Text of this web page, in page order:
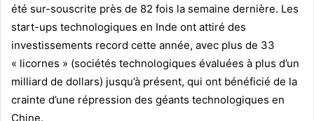
été sur-souscrite près de 82 fois la semaine dernière. Les
start-ups technologiques en Inde ont attiré des
investissements record cette année, avec plus de 33
« licornes » (sociétés technologiques évaluées à plus d’un
milliard de dollars) jusqu’à présent, qui ont bénéficié de la
crainte d’une répression des géants technologiques en
Chine.